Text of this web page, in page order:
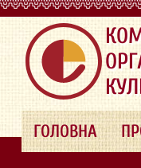
.
ГОЛОВНА